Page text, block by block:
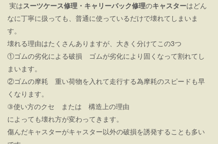
実はスーツケース修理・キャリーバック修理のキャスターはどん
なに丁寧に扱っても、普通に使っているだけで壊れてしまいま
す。
壊れる理由はたくさんありますが、大きく分けてこの3つ
①ゴムの劣化による破損 ゴムが劣化により固くなって割れてし
まいます。
②ゴムの摩耗 重い荷物を入れて走行する為摩耗のスピードも早
くなります。
③使い方のクセ または 構造上の理由
によっても壊れ方が変わってきます。
傷んだキャスターがキャスター以外の破損を誘発することも多い